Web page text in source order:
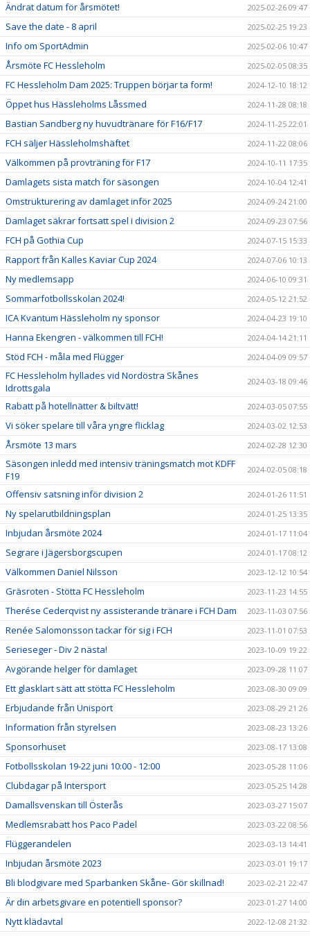
Ändrat datum för årsmötet! 2025-02-26 09:47
Save the date - 8 april 2025-02-25 19:23
Info om SportAdmin 2025-02-06 10:47
Årsmöte FC Hessleholm 2025-02-05 08:35
FC Hessleholm Dam 2025: Truppen börjar ta form! 2024-12-10 18:12
Öppet hus Hässleholms Låssmed 2024-11-28 08:18
Bastian Sandberg ny huvudtränare för F16/F17 2024-11-25 22:01
FCH säljer Hässleholmshäftet 2024-11-22 08:06
Välkommen på provträning för F17 2024-10-11 17:35
Damlagets sista match för säsongen 2024-10-04 12:41
Omstrukturering av damlaget inför 2025 2024-09-24 21:00
Damlaget säkrar fortsatt spel i division 2 2024-09-23 07:56
FCH på Gothia Cup 2024-07-15 15:33
Rapport från Kalles Kaviar Cup 2024 2024-07-06 10:13
Ny medlemsapp 2024-06-10 09:31
Sommarfotbollsskolan 2024! 2024-05-12 21:52
ICA Kvantum Hässleholm ny sponsor 2024-04-23 19:10
Hanna Ekengren - välkommen till FCH! 2024-04-14 21:11
Stöd FCH - måla med Flügger 2024-04-09 09:57
FC Hessleholm hyllades vid Nordöstra Skånes
Idrottsgala
2024-03-18 09:46
Rabatt på hotellnätter & biltvätt! 2024-03-05 07:55
Vi söker spelare till våra yngre flicklag 2024-03-02 12:53
Årsmöte 13 mars 2024-02-28 12:30
Säsongen inledd med intensiv träningsmatch mot KDFF
F19
2024-02-05 08:18
Offensiv satsning inför division 2 2024-01-26 11:51
Ny spelarutbildningsplan 2024-01-25 13:35
Inbjudan årsmöte 2024 2024-01-17 11:04
Segrare i Jägersborgscupen 2024-01-17 08:12
Välkommen Daniel Nilsson 2023-12-12 10:54
Gräsroten - Stötta FC Hessleholm 2023-11-23 14:55
Therése Cederqvist ny assisterande tränare i FCH Dam 2023-11-03 07:56
Renée Salomonsson tackar för sig i FCH 2023-11-01 07:53
Serieseger - Div 2 nästa! 2023-10-09 19:22
Avgörande helger för damlaget 2023-09-28 11:07
Ett glasklart sätt att stötta FC Hessleholm 2023-08-30 09:09
Erbjudande från Unisport 2023-08-29 21:26
Information från styrelsen 2023-08-23 13:26
Sponsorhuset 2023-08-17 13:08
Fotbollsskolan 19-22 juni 10:00 - 12:00 2023-05-28 11:06
Clubdagar på Intersport 2023-05-25 14:28
Damallsvenskan till Österås 2023-03-27 15:07
Medlemsrabatt hos Paco Padel 2023-03-22 08:56
Flüggerandelen 2023-03-13 14:41
Inbjudan årsmöte 2023 2023-03-01 19:17
Bli blodgivare med Sparbanken Skåne- Gör skillnad! 2023-02-21 22:47
Är din arbetsgivare en potentiell sponsor? 2023-01-27 14:00
Nytt klädavtal 2022-12-08 21:32